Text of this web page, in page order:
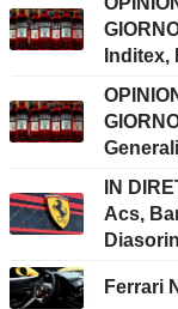
IN
Acs,
Ferrari